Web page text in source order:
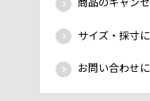
サイズ・採寸
お問い合わせ